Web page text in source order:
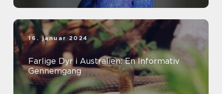
16. januar 2024
Farlige Dyr i Australien: En Informativ
Gennemgang